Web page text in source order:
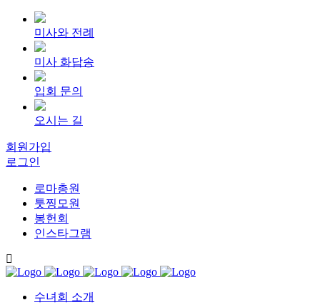
미사와 전례
미사 화답송
입회 문의
오시는 길
회원가입
로그인
로마총원
툿찡모원
봉헌회
인스타그램
수녀회 소개